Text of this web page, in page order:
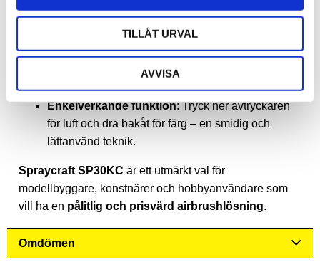
TILLÅT URVAL
AVVISA
Fördelar med Gravity Feed & Enkelverkande
Gravity Feed: Färgen matas nedåt med hjälp av
gravitation och lufttryck, vilket gör att mindre
lufttryck behövs.
Enkelverkande funktion: Tryck ner avtryckaren
för luft och dra bakåt för färg – en smidig och
lättanvänd teknik.
Spraycraft SP30KC är ett utmärkt val för
modellbyggare, konstnärer och hobbyanvändare som
vill ha en pålitlig och prisvärd airbrushlösning.
Omdömen